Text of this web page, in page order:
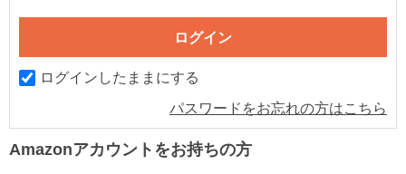
ログインしたままにする
パスワードをお忘れの方はこちら
Amazonアカウントをお持ちの方